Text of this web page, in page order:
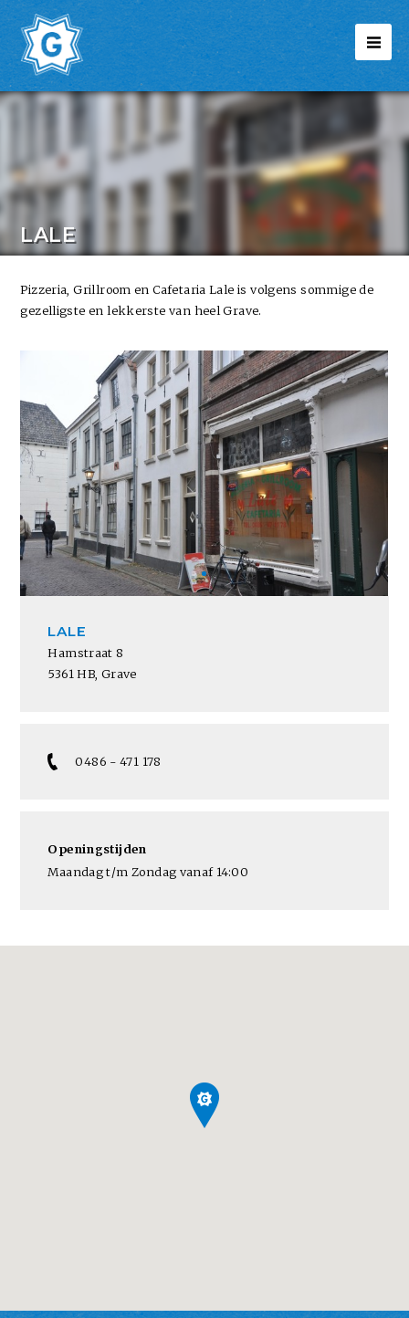
LALE
Pizzeria, Grillroom en Cafetaria Lale is volgens sommige de
gezelligste en lekkerste van heel Grave.
LALE
Hamstraat 8
5361 HB, Grave
0486 - 471 178
Openingstijden
Maandag t/m Zondag vanaf 14:00